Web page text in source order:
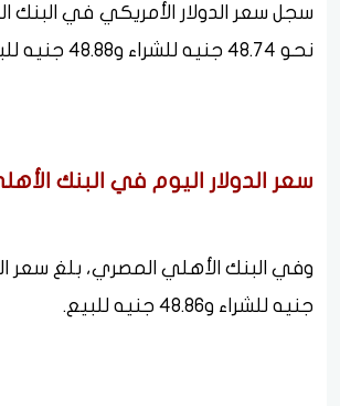
سجل سعر الدولار الأمريكي في البنك
نحو 48.74 جنيه للشراء و48.88 جنيه للبيع.
سعر الدولار اليوم في البنك
جنيه للشراء و48.86 جنيه للبيع.